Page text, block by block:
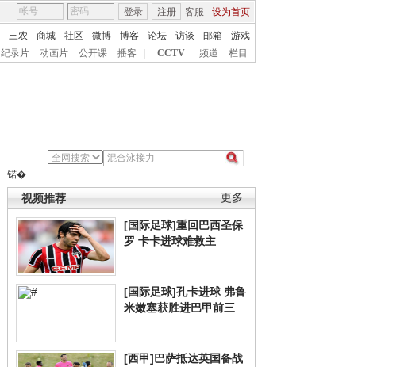
客服 设为首页
登录 注册
三农 商城 社区 微博 博客 论坛 访谈 邮箱
游戏
纪录片 动画片 公开课 播客 CCTV 频道 栏目
锘�
更多
视频推荐
[国际足球]重回巴西圣保
罗 卡卡进球难救主
[国际足球]孔卡进球 弗鲁
米嫩塞获胜进巴甲前三
[西甲]巴萨抵达英国备战